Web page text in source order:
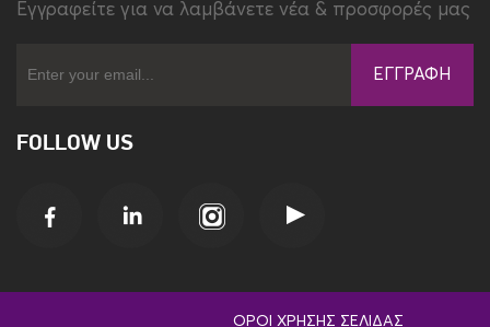
Eγγραφείτε για να λαμβάνετε νέα & προσφορές μας
ΕΓΓΡΑΦΉ
FOLLOW US
ΌΡΟΙ ΧΡΉΣΗΣ ΣΕΛΊΔΑΣ